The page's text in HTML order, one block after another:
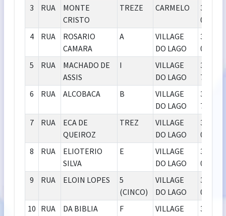
3
RUA
MONTE
CRISTO
TREZE CARMELO
39.400-
000
4
RUA
ROSARIO
CAMARA
A
VILLAGE
DO LAGO
39.400-
000
5
RUA
MACHADO DE
ASSIS
I
VILLAGE
DO LAGO
39.404-
739
6
RUA ALCOBACA B
VILLAGE
DO LAGO
39.404-
747
7
RUA
ECA DE
QUEIROZ
TREZ
VILLAGE
DO LAGO
39.400-
000
8
RUA
ELIOTERIO
SILVA
E
VILLAGE
DO LAGO
39.400-
000
9
RUA ELOIN LOPES
5
(CINCO)
VILLAGE
DO LAGO
39.400-
000
10 RUA DA BIBLIA F
VILLAGE
39.400-